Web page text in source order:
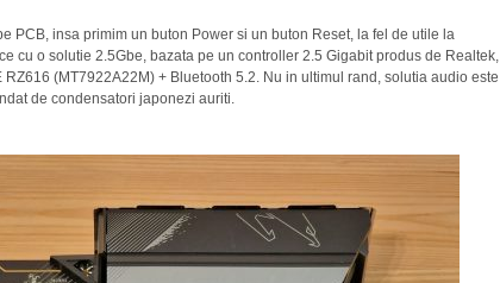
PCB, insa primim un buton Power si un buton Reset, la fel de utile la
cu o solutie 2.5Gbe, bazata pe un controller 2.5 Gigabit produs de Realtek,
(MT7922A22M) + Bluetooth 5.2. Nu in ultimul rand, solutia audio este
de condensatori japonezi auriti.